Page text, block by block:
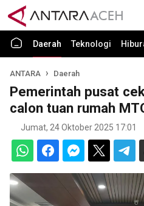
Daerah Teknologi
ANTARA Daerah
Pemerintah pusat
calon tuan rumah
Jumat, 24 Oktober 2025 17:01